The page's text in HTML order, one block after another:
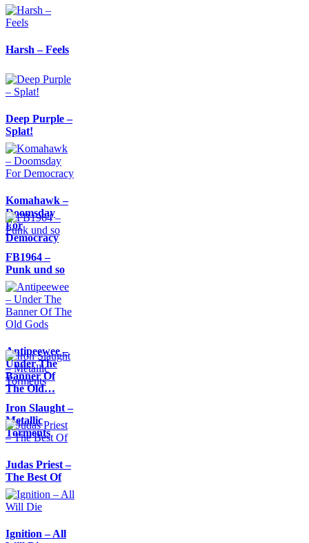
Harsh – Feels
Deep Purple –
Splat!
Komahawk –
Doomsday
For
Democracy
FB1964 –
Punk und so
Antipeewee –
Under The
Banner Of
The Old…
Iron Slaught –
Metallic
Torments
Judas Priest –
The Best Of
Ignition – All